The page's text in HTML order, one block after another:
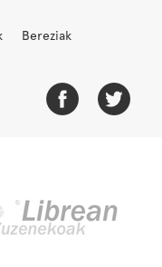
Bereziak